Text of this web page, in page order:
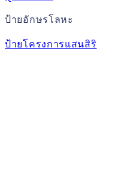
ป้ายอักษรโลหะ
ป้ายโครงการแสนสิริ